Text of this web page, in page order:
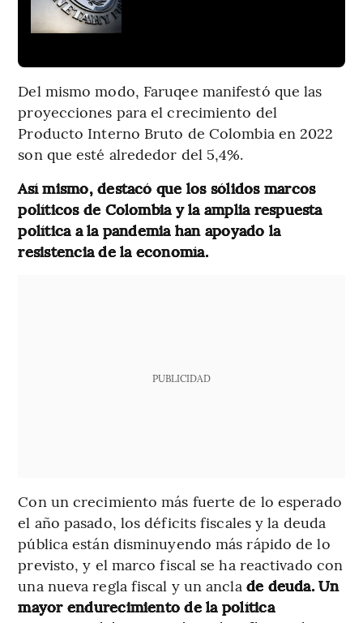
Del mismo modo, Faruqee manifestó que las
proyecciones para el crecimiento del
Producto Interno Bruto de Colombia en 2022
son que esté alrededor del 5,4%.
Así mismo, destacó que los sólidos marcos
políticos de Colombia y la amplia respuesta
política a la pandemia han apoyado la
resistencia de la economía.
PUBLICIDAD
Con un crecimiento más fuerte de lo esperado
el año pasado, los déficits fiscales y la deuda
pública están disminuyendo más rápido de lo
previsto, y el marco fiscal se ha reactivado con
una nueva regla fiscal y un ancla de deuda. Un
mayor endurecimiento de la política